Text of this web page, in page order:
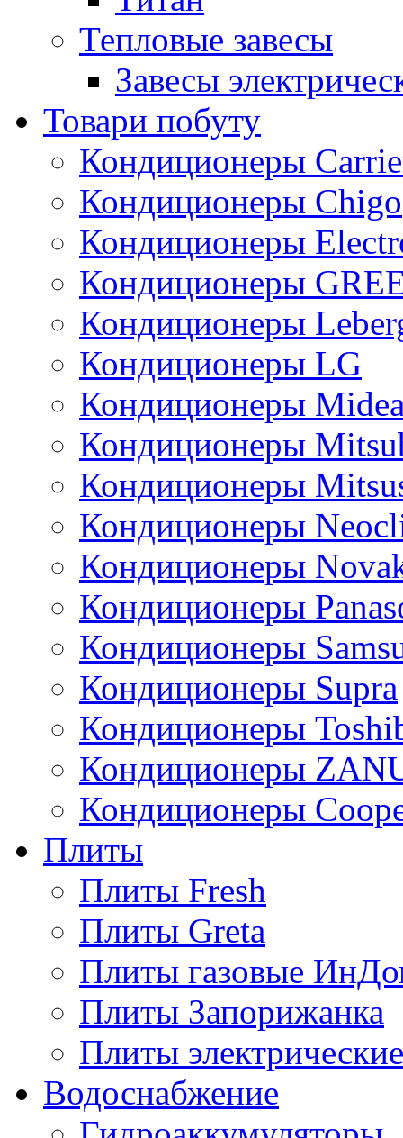
Тепловые завесы
Завесы
Товари побуту
Кондиционеры
Кондиционеры Chigo
Кондиционеры
Кондиционеры
Кондиционеры
Кондиционеры LG
Кондиционеры
Кондиционеры
Кондиционеры
Кондиционеры
Кондиционеры
Кондиционеры
Кондиционеры
Кондиционеры Supra
Кондиционеры
Кондиционеры
Кондиционеры
Плиты
Плиты Fresh
Плиты Greta
Плиты газовые
Плиты Запорижанка
Плиты
Водоснабжение